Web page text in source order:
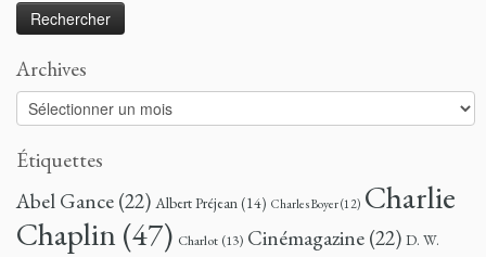
Archives
Archives
Étiquettes
Abel Gance(22) Albert Préjean(14) Charles Boyer(12) Charlie
Chaplin(47) Charlot (13) Cinémagazine(22) D. W.